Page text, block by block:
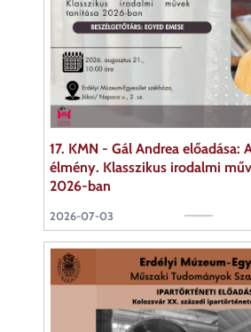
17. KMN - Gál Andrea előadása:
élmény. Klasszikus irodalmi
2026-ban
2026-07-03